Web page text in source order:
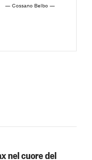
— Cossano Belbo —
nel cuore del